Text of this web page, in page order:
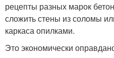
рецепты разных марок
сложить стены из соломы
каркаса опилками.
Это экономически